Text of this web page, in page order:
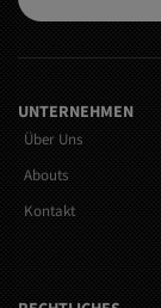
UNTERNEHMEN
Über Uns
Abouts
Kontakt